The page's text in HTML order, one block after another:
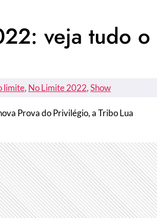
veja tudo o
limite, No Limite 2022, Show
Prova do Privilégio, a Tribo Lua